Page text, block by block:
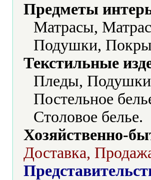
Предметы
Матрасы,
Подушки,
Текстильные
Пледы,
Постельное
Столовое белье.
Хозяйственно-
Доставка,